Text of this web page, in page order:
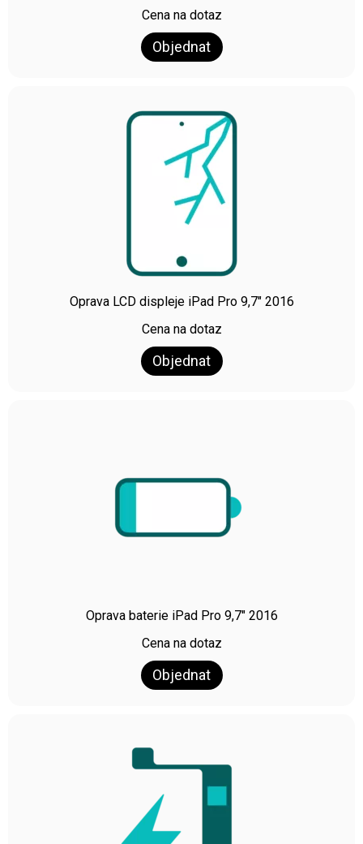
Cena na dotaz
Objednat
Oprava LCD displeje iPad Pro 9,7″ 2016
Cena na dotaz
Objednat
Oprava baterie iPad Pro 9,7″ 2016
Cena na dotaz
Objednat